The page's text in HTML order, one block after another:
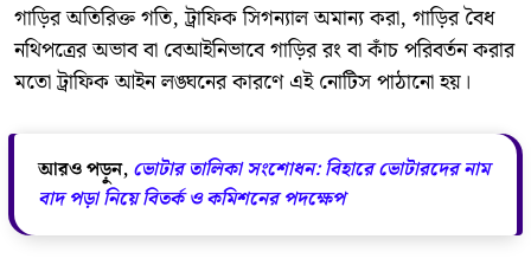
​গাড়ির অতিরিক্ত গতি, ট্রাফিক সিগন্যাল অমান্য করা, গাড়ির বৈধ
নথিপত্রের অভাব বা বেআইনিভাবে গাড়ির রং বা কাঁচ পরিবর্তন করার
মতো ট্রাফিক আইন লঙ্ঘনের কারণে এই নোটিস পাঠানো হয়।
আরও পড়ুন, ভোটার তালিকা সংশোধন: বিহারে ভোটারদের নাম
বাদ পড়া নিয়ে বিতর্ক ও কমিশনের পদক্ষেপ